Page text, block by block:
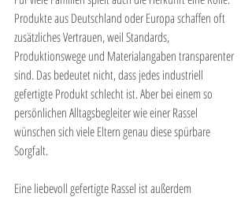
Produkte aus Deutschland oder Europa schaffen oft
zusätzliches Vertrauen, weil Standards,
Produktionswege und Materialangaben transparenter
sind. Das bedeutet nicht, dass jedes industriell
gefertigte Produkt schlecht ist. Aber bei einem so
persönlichen Alltagsbegleiter wie einer Rassel
wünschen sich viele Eltern genau diese spürbare
Sorgfalt.
Eine liebevoll gefertigte Rassel ist außerdem